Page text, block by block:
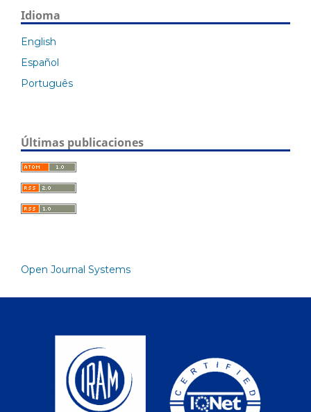
Idioma
English
Español
Português
Últimas publicaciones
Open Journal Systems